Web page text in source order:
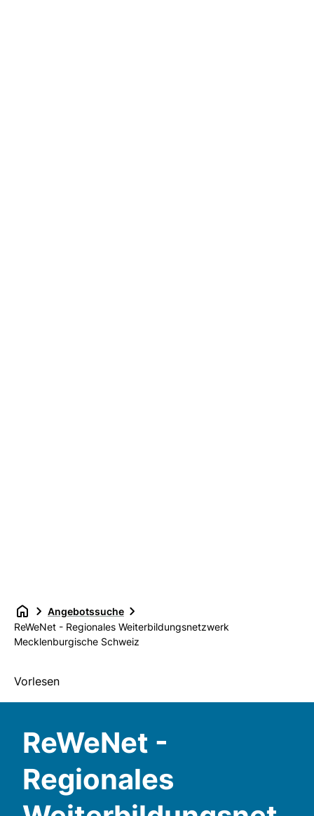
Angebotssuche
ReWeNet - Regionales Weiterbildungsnetzwerk
Mecklenburgische Schweiz
Vorlesen
ReWeNet -
Regionales